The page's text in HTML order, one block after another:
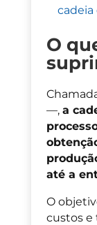
O
—,a
até a
O
custos e